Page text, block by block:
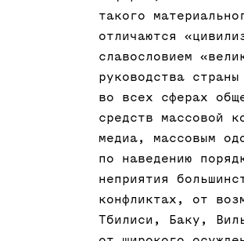
такого
отличаются
славословием
руководства
во всех сферах
средств массовой
медиа, массовым
по наведению
неприятия
конфликтах, от
Тбилиси, Баку,